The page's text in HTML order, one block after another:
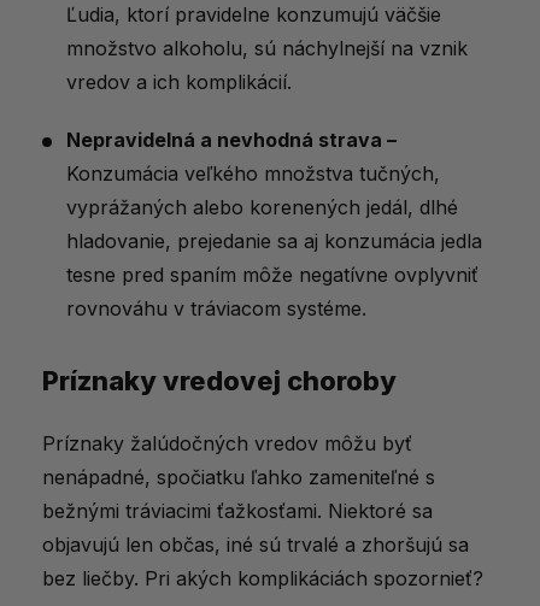
Ľudia, ktorí pravidelne konzumujú väčšie
množstvo alkoholu, sú náchylnejší na vznik
vredov a ich komplikácií.
Nepravidelná a nevhodná strava –
Konzumácia veľkého množstva tučných,
vyprážaných alebo korenených jedál, dlhé
hladovanie, prejedanie sa aj konzumácia jedla
tesne pred spaním môže negatívne ovplyvniť
rovnováhu v tráviacom systéme.
Príznaky vredovej choroby
Príznaky žalúdočných vredov môžu byť
nenápadné, spočiatku ľahko zameniteľné s
bežnými tráviacimi ťažkosťami. Niektoré sa
objavujú len občas, iné sú trvalé a zhoršujú sa
bez liečby. Pri akých komplikáciách spozornieť?